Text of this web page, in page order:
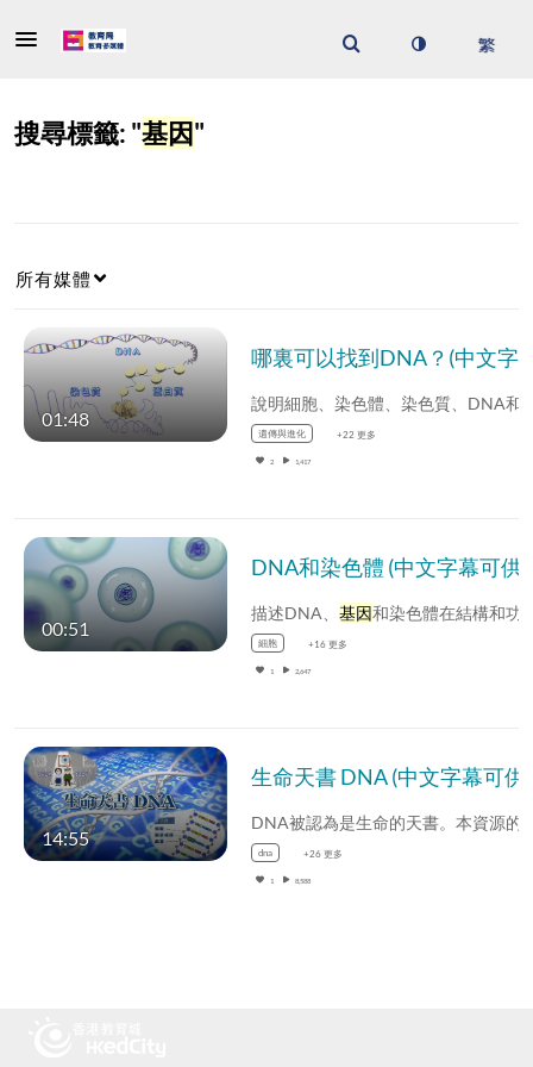
搜尋標籤: "基因"
所有媒體
01:48
說明細胞、染色體、染色質、DNA和
遺傳與進化 +22 更多
2 1,417
00:51
描述DNA、 基因和染色體在結構和功能上的關係
細胞 +16 更多
1 2,647
14:55
dna +26 更多
1 8,588